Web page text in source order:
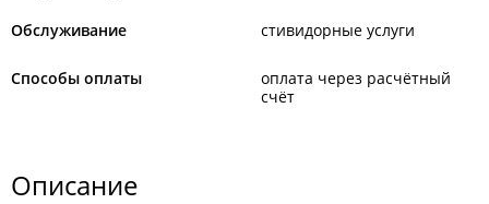
Обслуживание стивидорные услуги
Способы оплаты
оплата через расчётный
счёт
Описание